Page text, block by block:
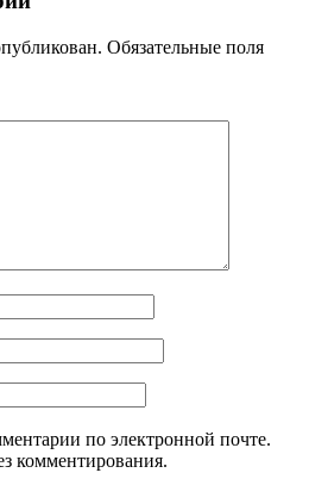
Обязательные поля
по электронной почте.
комментирования.